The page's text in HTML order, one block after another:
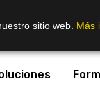
sitio web. Más